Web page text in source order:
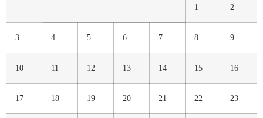
1 2
3 4 5 6 7 8 9
10 11 12 13 14 15 16
17 18 19 20 21 22 23